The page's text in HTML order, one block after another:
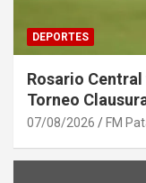
DEPORTES
Rosario
Torneo
07/08/2026 FM